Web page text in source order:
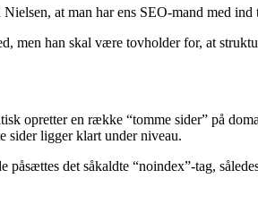
at man har ens SEO-mand med ind
han skal være tovholder for, at
opretter en række “tomme sider” på
sider ligger klart under niveau.
det såkaldte “noindex”-tag,